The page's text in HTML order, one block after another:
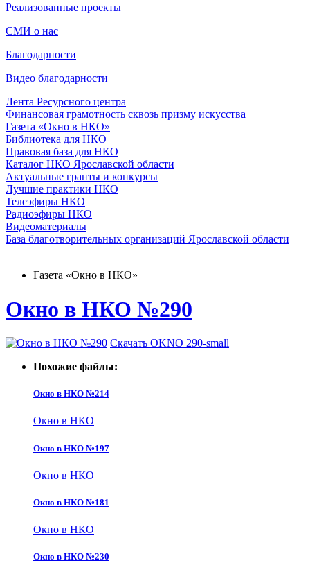
Реализованные проекты
СМИ о нас
Благодарности
Видео благодарности
Лента Ресурсного центра
Финансовая грамотность сквозь призму искусства
Газета «Окно в НКО»
Библиотека для НКО
Правовая база для НКО
Каталог НКО Ярославской области
Актуальные гранты и конкурсы
Лучшие практики НКО
Телеэфиры НКО
Радиоэфиры НКО
Видеоматериалы
База благотворительных организаций Ярославской области
Газета «Окно в НКО»
Окно в НКО №290
Скачать OKNO 290-small
Похожие файлы:
Окно в НКО №214
Окно в НКО
Окно в НКО №197
Окно в НКО
Окно в НКО №181
Окно в НКО
Окно в НКО №230